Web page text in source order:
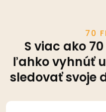
70
S viac ako
ľahko vyhnúť
sledovať svoje